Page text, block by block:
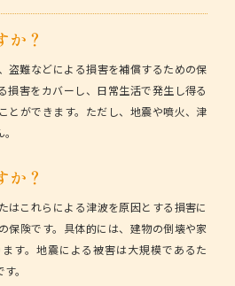
か？
盗難などによる損害を補償するための保
損害をカバーし、日常生活で発生し得る
とができます。ただし、地震や噴火、津
か？
はこれらによる津波を原因とする損害に
保険です。具体的には、建物の倒壊や家
す。地震による被害は大規模であるた
。